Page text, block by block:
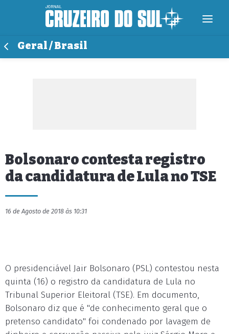
Geral / Brasil
Bolsonaro contesta registro
da candidatura de Lula no TSE
16 de Agosto de 2018 às 10:31
O presidenciável Jair Bolsonaro (PSL) contestou nesta
quinta (16) o registro da candidatura de Lula no
Tribunal Superior Eleitoral (TSE). Em documento,
Bolsonaro diz que é "de conhecimento geral que o
pretenso candidato" foi condenado por lavagem de